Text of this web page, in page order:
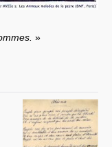
»